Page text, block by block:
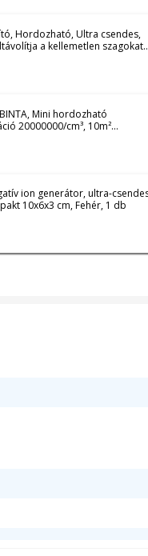
Hordozható, Ultra csendes,
a kellemetlen szagokat,
Nappaliba, Hálószobába,
Mini hordozható
20000000/cm³, 10m²
állati szőr, pollen, füst és
ion generátor, ultra-
10x6x3 cm, Fehér, 1 db